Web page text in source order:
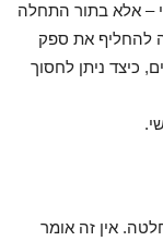
– אלא בתור התחלה
להחליף את ספק
כיצד ניתן לחסוך
אין זה אומר